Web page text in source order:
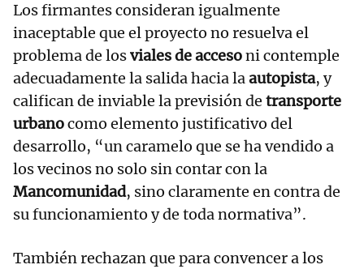
Los firmantes consideran igualmente
inaceptable que el proyecto no resuelva el
problema de losviales de accesoni contemple
adecuadamente la salida hacia laautopista, y
califican de inviable la previsión de transporte
urbanocomo elemento justificativo del
desarrollo, “un caramelo que se ha vendido a
los vecinos no solo sin contar con la
Mancomunidad, sino claramente en contra de
su funcionamiento y de toda normativa”.
También rechazan que para convencer a los